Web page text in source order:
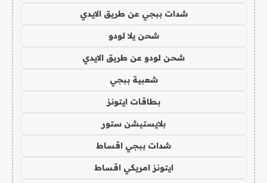
شدات ببجي عن طريق الايدي
شحن يلا لودو
شحن لودو عن طريق الايدي
شعبية ببجي
بطاقات ايتونز
بلايستيشن ستور
شدات ببجي اقساط
ايتونز امريكي اقساط